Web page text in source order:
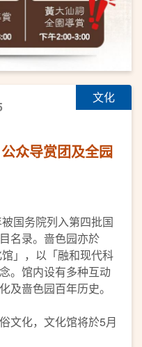
文化
众导赏团及全园
国务院列入第四批国
名录。啬色园亦於
」，以「融和现代科
。馆内设有多种互动
及啬色园百年历史。
文化，文化馆将於5月